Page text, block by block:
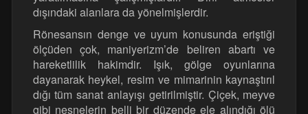
dışındaki alanlara da yönelmişlerdir.
Rönesansın denge ve uyum konusunda eriştiği
ölçüden çok, maniyerizm’de beliren abartı ve
hareketlilik hakimdir. Işık, gölge oyunlarına
dayanarak heykel, resim ve mimarinin kaynaştırıl
dığı tüm sanat anlayışı getirilmiştir. Çiçek, meyve
gibi nesnelerin belli bir düzende ele alındığı ölü